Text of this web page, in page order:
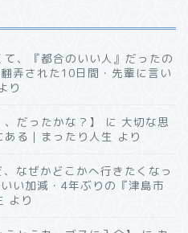
て、『都合のいい人』だったの
弄された10日間・先輩に言い
り
だったかな？】 に 大切な思
る｜まったり人生 より
、なぜかどこかへ行きたくなっ
い加減・4年ぶりの『津島市
より